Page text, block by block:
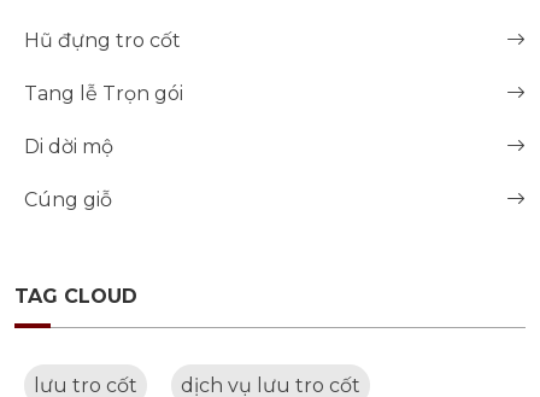
Hũ đựng tro cốt
Tang lễ Trọn gói
Di dời mộ
Cúng giỗ
TAG CLOUD
lưu tro cốt dịch vụ lưu tro cốt